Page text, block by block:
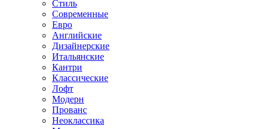
Стиль
Современные
Евро
Английские
Дизайнерские
Итальянские
Кантри
Классические
Лофт
Модерн
Прованс
Неоклассика